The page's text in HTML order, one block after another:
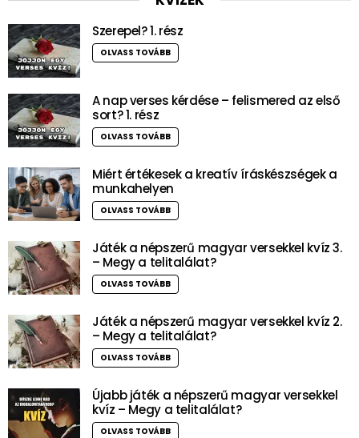
Szerepel? 1. rész
OLVASS TOVÁBB
A nap verses kérdése – felismered az első
sort? 1. rész
OLVASS TOVÁBB
Miért értékesek a kreatív íráskészségek a
munkahelyen
OLVASS TOVÁBB
Játék a népszerű magyar versekkel kvíz 3.
– Megy a telitalálat?
OLVASS TOVÁBB
Játék a népszerű magyar versekkel kvíz 2.
– Megy a telitalálat?
OLVASS TOVÁBB
Újabb játék a népszerű magyar versekkel
kvíz – Megy a telitalálat?
OLVASS TOVÁBB